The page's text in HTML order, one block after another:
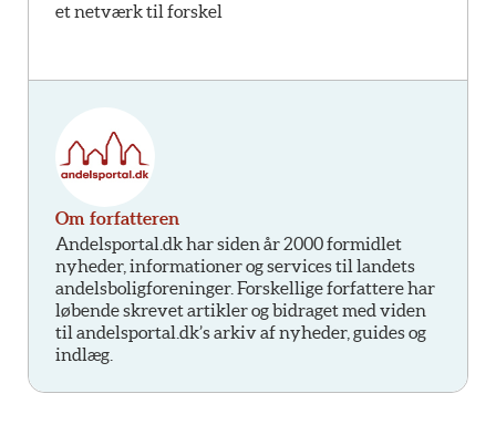
et netværk til forskel
Om forfatteren
Andelsportal.dk har siden år 2000 formidlet
nyheder, informationer og services til landets
andelsboligforeninger. Forskellige forfattere har
løbende skrevet artikler og bidraget med viden
til andelsportal.dk’s arkiv af nyheder, guides og
indlæg.